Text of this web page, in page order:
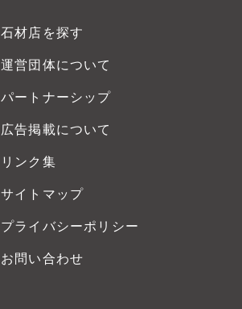
石材店を探す
運営団体について
パートナーシップ
広告掲載について
リンク集
サイトマップ
プライバシーポリシー
お問い合わせ